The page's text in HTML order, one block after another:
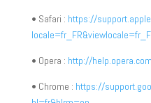
• Safari : https://
• Opera : http://
• Chrome : https://